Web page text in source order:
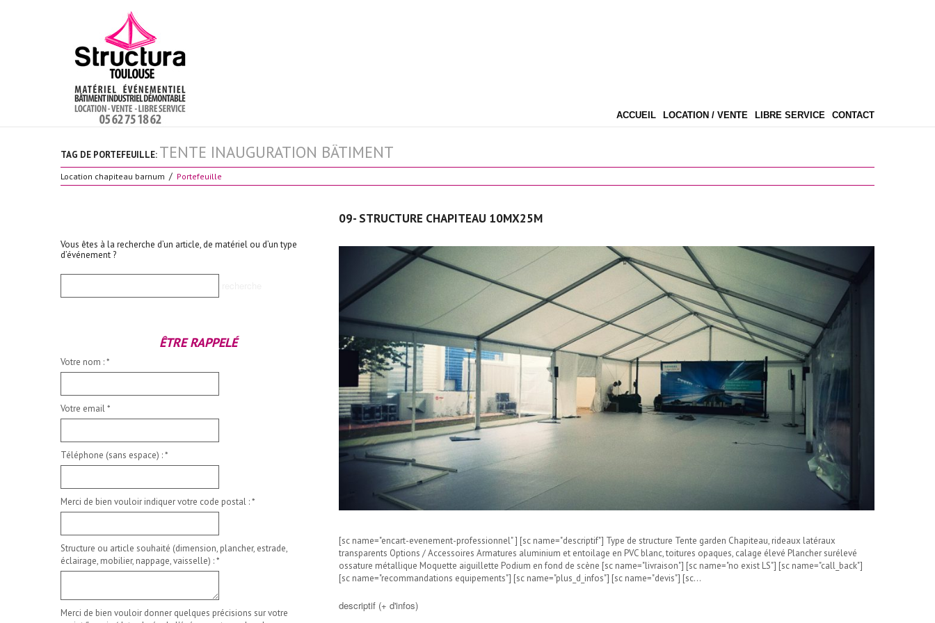
ACCUEIL LOCATION / VENTE LIBRE SERVICE CONTACT
TAG DE PORTEFEUILLE: TENTE INAUGURATION BÂTIMENT
Location chapiteau barnum Portefeuille
09- STRUCTURE CHAPITEAU 10MX25M
[sc name="encart-evenement-professionnel" ] [sc name="descriptif"] Type de structure Tente garden Chapiteau, rideaux latéraux
transparents Options / Accessoires Armatures aluminium et entoilage en PVC blanc, toitures opaques, calage élevé Plancher surélevé
ossature métallique Moquette aiguillette Podium en fond de scène [sc name="livraison"] [sc name="no exist LS"] [sc name="call_back"]
[sc name="recommandations equipements"] [sc name="plus_d_infos"] [sc name="devis"] [sc…
descriptif (+ d'infos)
Vous êtes à la recherche d’un article, de matériel ou d’un type
d’événement ?
ÊTRE RAPPELÉ
Votre nom :*
Votre email*
Téléphone (sans espace) :*
Merci de bien vouloir indiquer votre code postal :*
Structure ou article souhaité (dimension, plancher, estrade,
éclairage, mobilier, nappage, vaisselle) :*
Merci de bien vouloir donner quelques précisions sur votre